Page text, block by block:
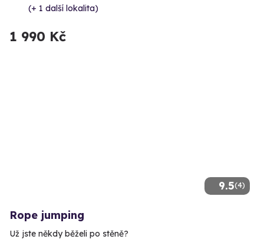
(+ 1 další lokalita)
1 990 Kč
9.5(4)
Rope jumping
Už jste někdy běželi po stěně?